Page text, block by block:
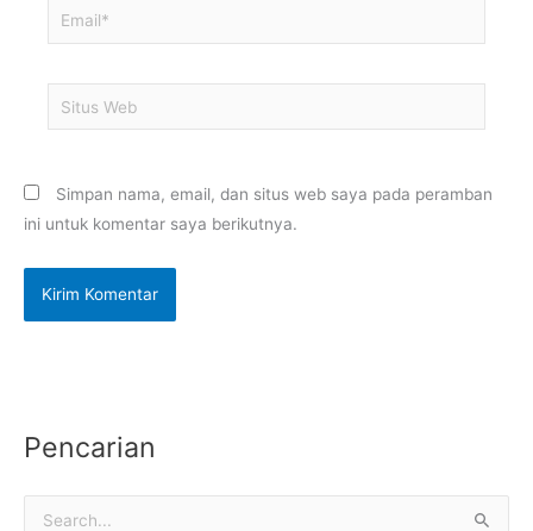
Email*
Situs
Web
Simpan nama, email, dan situs web saya pada peramban
ini untuk komentar saya berikutnya.
Pencarian